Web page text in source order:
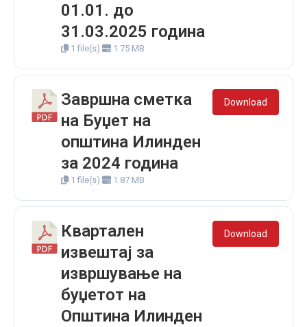
01.01. до
31.03.2025 година
1 file(s) 1.75 MB
Завршна сметка
на Буџет на
општина Илинден
за 2024 година
1 file(s) 1.87 MB
Download
Квартален
извештај за
извршување на
буџетот на
Општина Илинден
Download